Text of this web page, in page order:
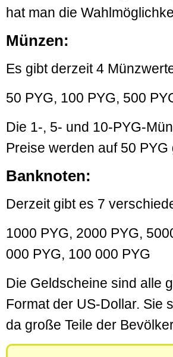
hat man die
Münzen:
Es gibt derzeit 4
50 PYG, 100 PYG, 500
Die 1-, 5- und 10-PYG-
Preise werden auf 50 PYG
Banknoten:
Derzeit gibt es 7
1000 PYG, 2000 PYG,
000 PYG, 100 000 PYG
Die Geldscheine sind alle
Format der US-Dollar. Sie
da große Teile der